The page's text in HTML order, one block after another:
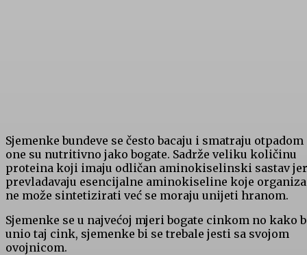
Sjemenke bundeve se često bacaju i smatraju otpadom
one su nutritivno jako bogate. Sadrže veliku količinu
proteina koji imaju odličan aminokiselinski sastav jer
prevladavaju esencijalne aminokiseline koje
ne može sintetizirati već se moraju unijeti hranom.
Sjemenke se u najvećoj mjeri bogate cinkom no kako
unio taj cink, sjemenke bi se trebale jesti sa svojom
ovojnicom.